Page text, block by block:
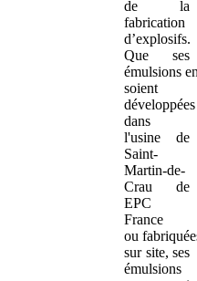
de la
fabrication
d’explosifs.
Que ses
émulsions
soient
développées
dans
l'usine de
Saint-
Martin-de-
Crau de
EPC
France
ou
sur site, ses
émulsions